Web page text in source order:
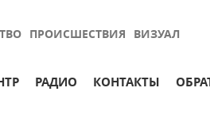
ПРОИСШЕСТВИЯ ВИЗУАЛ
РАДИО КОНТАКТЫ